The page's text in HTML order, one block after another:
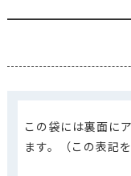
この袋には裏面に
ます。（この表記